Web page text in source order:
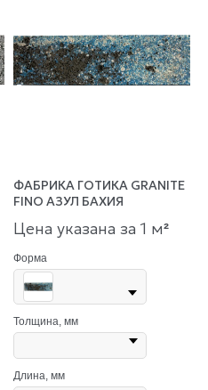
ФАБРИКА ГОТИКА GRANITE
FINO АЗУЛ БАХИЯ
Цена указана за 1 м²
Форма
Толщина, мм
Длина, мм